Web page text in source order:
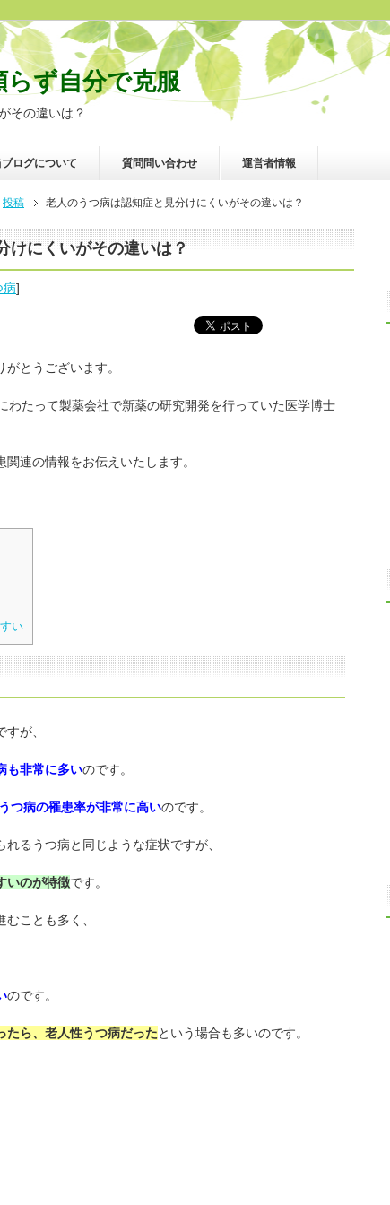
ず自分で克服
その違いは？
ブログについて 質問問い合わせ 運営者情報
投稿 老人のうつ病は認知症と見分けにくいがその違いは？
けにくいがその違いは？
病]
とうございます。
わたって製薬会社で新薬の研究開発を行っていた医学博士
連の情報をお伝えいたします。
い
が、
も非常に多いのです。
つ病の罹患率が非常に高いのです。
るうつ病と同じような症状ですが、
いのが特徴です。
ことも多く、
のです。
たら、老人性うつ病だったという場合も多いのです。